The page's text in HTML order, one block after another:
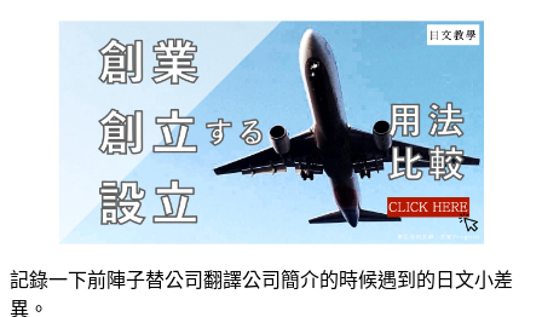
記錄一下前陣子替公司翻譯公司簡介的時候遇到的日文小差
異。